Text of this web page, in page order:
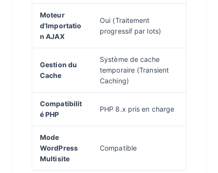
Moteur
d'Importatio
n AJAX
Oui (Traitement
progressif par lots)
Gestion du
Cache
Système de cache
temporaire (Transient
Caching)
Compatibilit
é PHP
PHP 8.x pris en charge
Mode
WordPress
Multisite
Compatible